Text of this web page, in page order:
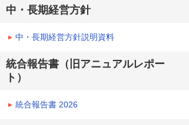
中・長期経営方針
中・長期経営方針説明資料
統合報告書（旧アニュアルレポー
ト）
統合報告書 2026